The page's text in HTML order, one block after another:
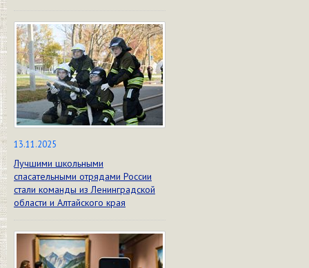
13.11.2025
Лучшими школьными
спасательными отрядами России
стали команды из Ленинградской
области и Алтайского края